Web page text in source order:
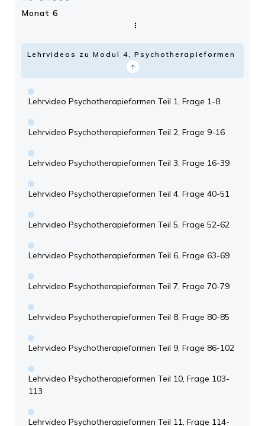
Monat 6
Lehrvideos zu Modul 4, Psychotherapieformen
Lehrvideo Psychotherapieformen Teil 1, Frage 1-8
Lehrvideo Psychotherapieformen Teil 2, Frage 9-16
Lehrvideo Psychotherapieformen Teil 3, Frage 16-39
Lehrvideo Psychotherapieformen Teil 4, Frage 40-51
Lehrvideo Psychotherapieformen Teil 5, Frage 52-62
Lehrvideo Psychotherapieformen Teil 6, Frage 63-69
Lehrvideo Psychotherapieformen Teil 7, Frage 70-79
Lehrvideo Psychotherapieformen Teil 8, Frage 80-85
Lehrvideo Psychotherapieformen Teil 9, Frage 86-102
Lehrvideo Psychotherapieformen Teil 10, Frage 103-
113
Lehrvideo Psychotherapieformen Teil 11, Frage 114-